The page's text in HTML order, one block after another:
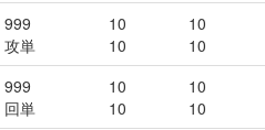
999
攻単
10
10
10
10
999
回単
10
10
10
10